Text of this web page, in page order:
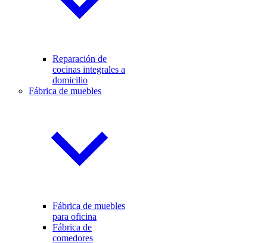
Reparación de
cocinas integrales a
domicilio
Fábrica de muebles
Fábrica de muebles
para oficina
Fábrica de
comedores